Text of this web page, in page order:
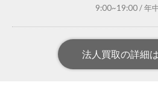
9:00~19:00 / 年
法人買取の詳細